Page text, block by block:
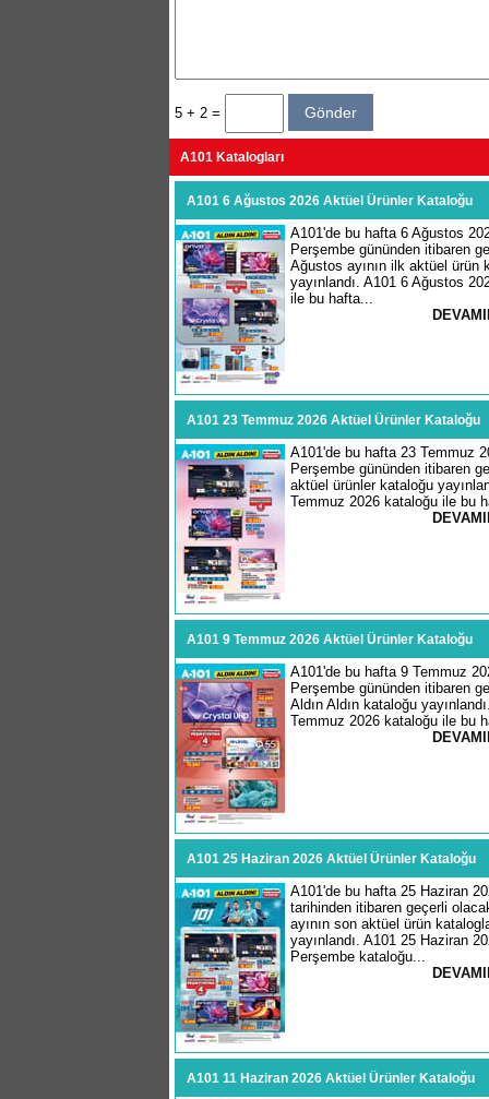
5 + 2 =
A101 Katalogları
A101 6 Ağustos 2026 Aktüel Ürünler Kataloğu
A101'de bu hafta 6 Ağustos
Perşembe gününden itibaren
Ağustos ayının ilk aktüel ürün
yayınlandı. A101 6 Ağustos
ile bu hafta...
A101 23 Temmuz 2026 Aktüel Ürünler Kataloğu
A101'de bu hafta 23 Temmuz
Perşembe gününden itibaren
aktüel ürünler kataloğu
Temmuz 2026 kataloğu ile bu
A101 9 Temmuz 2026 Aktüel Ürünler Kataloğu
A101'de bu hafta 9 Temmuz
Perşembe gününden itibaren
Aldın Aldın kataloğu
Temmuz 2026 kataloğu ile bu
A101 25 Haziran 2026 Aktüel Ürünler Kataloğu
A101'de bu hafta 25 Haziran
tarihinden itibaren geçerli
ayının son aktüel ürün
yayınlandı. A101 25 Haziran
Perşembe kataloğu...
A101 11 Haziran 2026 Aktüel Ürünler Kataloğu